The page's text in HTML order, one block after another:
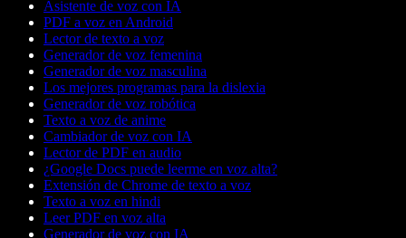
Asistente de voz con IA
PDF a voz en Android
Lector de texto a voz
Generador de voz femenina
Generador de voz masculina
Los mejores programas para la dislexia
Generador de voz robótica
Texto a voz de anime
Cambiador de voz con IA
Lector de PDF en audio
¿Google Docs puede leerme en voz alta?
Extensión de Chrome de texto a voz
Texto a voz en hindi
Leer PDF en voz alta
Generador de voz con IA